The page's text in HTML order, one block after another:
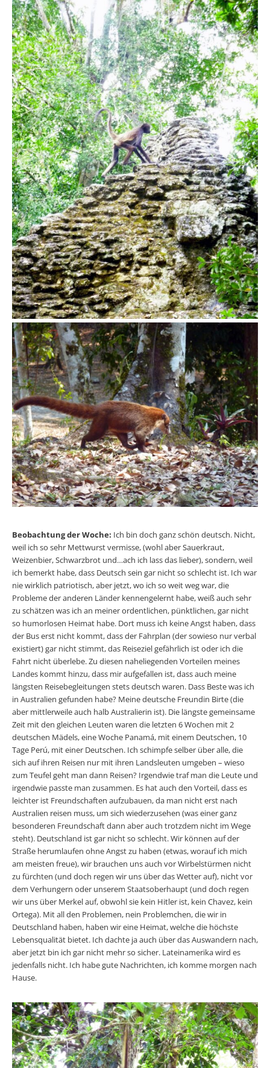
Beobachtung der Woche: Ich bin doch ganz schön deutsch. Nicht,
weil ich so sehr Mettwurst vermisse, (wohl aber Sauerkraut,
Weizenbier, Schwarzbrot und…ach ich lass das lieber), sondern, weil
ich bemerkt habe, dass Deutsch sein gar nicht so schlecht ist. Ich war
nie wirklich patriotisch, aber jetzt, wo ich so weit weg war, die
Probleme der anderen Länder kennengelernt habe, weiß auch sehr
zu schätzen was ich an meiner ordentlichen, pünktlichen, gar nicht
so humorlosen Heimat habe. Dort muss ich keine Angst haben, dass
der Bus erst nicht kommt, dass der Fahrplan (der sowieso nur verbal
existiert) gar nicht stimmt, das Reiseziel gefährlich ist oder ich die
Fahrt nicht überlebe. Zu diesen naheliegenden Vorteilen meines
Landes kommt hinzu, dass mir aufgefallen ist, dass auch meine
längsten Reisebegleitungen stets deutsch waren. Dass Beste was ich
in Australien gefunden habe? Meine deutsche Freundin Birte (die
aber mittlerweile auch halb Australierin ist). Die längste gemeinsame
Zeit mit den gleichen Leuten waren die letzten 6 Wochen mit 2
deutschen Mädels, eine Woche Panamá, mit einem Deutschen, 10
Tage Perú, mit einer Deutschen. Ich schimpfe selber über alle, die
sich auf ihren Reisen nur mit ihren Landsleuten umgeben – wieso
zum Teufel geht man dann Reisen? Irgendwie traf man die Leute und
irgendwie passte man zusammen. Es hat auch den Vorteil, dass es
leichter ist Freundschaften aufzubauen, da man nicht erst nach
Australien reisen muss, um sich wiederzusehen (was einer ganz
besonderen Freundschaft dann aber auch trotzdem nicht im Wege
steht). Deutschland ist gar nicht so schlecht. Wir können auf der
Straße herumlaufen ohne Angst zu haben (etwas, worauf ich mich
am meisten freue), wir brauchen uns auch vor Wirbelstürmen nicht
zu fürchten (und doch regen wir uns über das Wetter auf), nicht vor
dem Verhungern oder unserem Staatsoberhaupt (und doch regen
wir uns über Merkel auf, obwohl sie kein Hitler ist, kein Chavez, kein
Ortega). Mit all den Problemen, nein Problemchen, die wir in
Deutschland haben, haben wir eine Heimat, welche die höchste
Lebensqualität bietet. Ich dachte ja auch über das Auswandern nach,
aber jetzt bin ich gar nicht mehr so sicher. Lateinamerika wird es
jedenfalls nicht. Ich habe gute Nachrichten, ich komme morgen nach
Hause.